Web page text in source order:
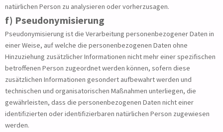
natürlichen Person zu analysieren oder vorherzusagen.
f) Pseudonymisierung
Pseudonymisierung ist die Verarbeitung personenbezogener Daten in
einer Weise, auf welche die personenbezogenen Daten ohne
Hinzuziehung zusätzlicher Informationen nicht mehr einer spezifischen
betroffenen Person zugeordnet werden können, sofern diese
zusätzlichen Informationen gesondert aufbewahrt werden und
technischen und organisatorischen Maßnahmen unterliegen, die
gewährleisten, dass die personenbezogenen Daten nicht einer
identifizierten oder identifizierbaren natürlichen Person zugewiesen
werden.